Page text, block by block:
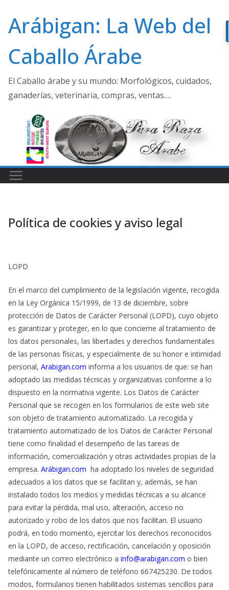
contenido
Arábigan: La Web del
Caballo Árabe
El Caballo árabe y su mundo: Morfológicos, cuidados,
ganaderías, veterinaria, compras, ventas….
Política de cookies y aviso legal
LOPD
En el marco del cumplimiento de la legislación vigente, recogida
en la Ley Orgánica 15/1999, de 13 de diciembre, sobre
protección de Datos de Carácter Personal (LOPD), cuyo objeto
es garantizar y proteger, en lo que concierne al tratamiento de
los datos personales, las libertades y derechos fundamentales
de las personas físicas, y especialmente de su honor e intimidad
personal, Arabigan.com informa a los usuarios de que: se han
adoptado las medidas técnicas y organizativas conforme a lo
dispuesto en la normativa vigente. Los Datos de Carácter
Personal que se recogen en los formularios de este web site
son objeto de tratamiento automatizado. La recogida y
tratamiento automatizado de los Datos de Carácter Personal
tiene como finalidad el desempeño de las tareas de
información, comercialización y otras actividades propias de la
empresa. Arábigan.com ha adoptado los niveles de seguridad
adecuados a los datos que se facilitan y, además, se han
instalado todos los medios y medidas técnicas a su alcance
para evitar la pérdida, mal uso, alteración, acceso no
autorizado y robo de los datos que nos facilitan. El usuario
podrá, en todo momento, ejercitar los derechos reconocidos
en la LOPD, de acceso, rectificación, cancelación y oposición
mediante un correo electrónico a info@arabigan.com o bien
telefónicamente al número de teléfono 667425230. De todos
modos, formularios tienen habilitados sistemas sencillos para